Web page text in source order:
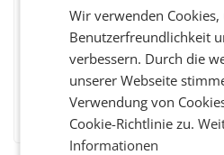
BEWERTEN SIE DIESEN ARTIKEL
FacebookTwitterMessengerWhatsApp
Wir verwenden
Benutzerfreundlichkeit
verbessern. Durch die
unserer Webseite
Verwendung von
Cookie-Richtlinie zu.
Informationen